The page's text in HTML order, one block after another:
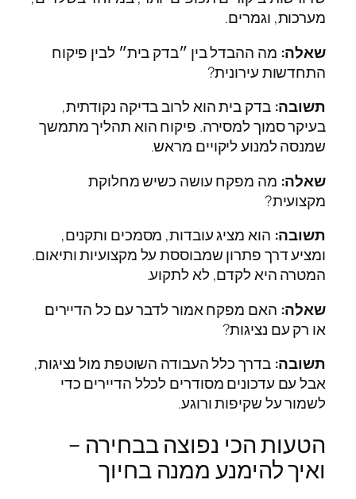
מערכות, וגמרים.
שאלה: מה ההבדל בין ״בדק בית״ לבין פיקוח
התחדשות עירונית?
תשובה: בדק בית הוא לרוב בדיקה נקודתית,
בעיקר סמוך למסירה. פיקוח הוא תהליך מתמשך
שמנסה למנוע ליקויים מראש.
שאלה: מה מפקח עושה כשיש מחלוקת
מקצועית?
תשובה: הוא מציג עובדות, מסמכים ותקנים,
ומציע דרך פתרון שמבוססת על מקצועיות ותיאום.
המטרה היא לקדם, לא לתקוע.
שאלה: האם מפקח אמור לדבר עם כל הדיירים
או רק עם נציגות?
תשובה: בדרך כלל העבודה השוטפת מול נציגות,
אבל עם עדכונים מסודרים לכלל הדיירים כדי
לשמור על שקיפות ורוגע.
הטעות הכי נפוצה בבחירה –
ואיך להימנע ממנה בחיוך